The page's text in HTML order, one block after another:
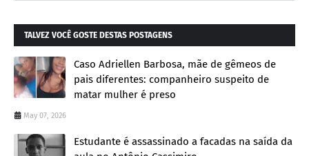
TALVEZ VOCÊ GOSTE DESTAS POSTAGENS
Caso Adriellen Barbosa, mãe de gêmeos de
pais diferentes: companheiro suspeito de
matar mulher é preso
May 07, 2026
Estudante é assassinado a facadas na saída da